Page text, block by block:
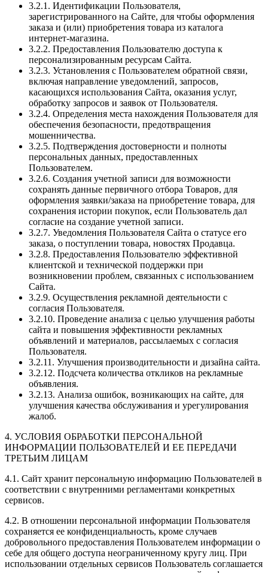
3.2.1. Идентификации Пользователя,
зарегистрированного на Сайте, для чтобы оформления
заказа и (или) приобретения товара из каталога
интернет-магазина.
3.2.2. Предоставления Пользователю доступа к
персонализированным ресурсам Сайта.
3.2.3. Установления с Пользователем обратной связи,
включая направление уведомлений, запросов,
касающихся использования Сайта, оказания услуг,
обработку запросов и заявок от Пользователя.
3.2.4. Определения места нахождения Пользователя для
обеспечения безопасности, предотвращения
мошенничества.
3.2.5. Подтверждения достоверности и полноты
персональных данных, предоставленных
Пользователем.
3.2.6. Создания учетной записи для возможности
сохранять данные первичного отбора Товаров, для
оформления заявки/заказа на приобретение товара, для
сохранения истории покупок, если Пользователь дал
согласие на создание учетной записи.
3.2.7. Уведомления Пользователя Сайта о статусе его
заказа, о поступлении товара, новостях Продавца.
3.2.8. Предоставления Пользователю эффективной
клиентской и технической поддержки при
возникновении проблем, связанных с использованием
Сайта.
3.2.9. Осуществления рекламной деятельности с
согласия Пользователя.
3.2.10. Проведение анализа с целью улучшения работы
сайта и повышения эффективности рекламных
объявлений и материалов, рассылаемых с согласия
Пользователя.
3.2.11. Улучшения производительности и дизайна сайта.
3.2.12. Подсчета количества откликов на рекламные
объявления.
3.2.13. Анализа ошибок, возникающих на сайте, для
улучшения качества обслуживания и урегулирования
жалоб.
4. УСЛОВИЯ ОБРАБОТКИ ПЕРСОНАЛЬНОЙ
ИНФОРМАЦИИ ПОЛЬЗОВАТЕЛЕЙ И ЕЕ ПЕРЕДАЧИ
ТРЕТЬИМ ЛИЦАМ
4.1. Сайт хранит персональную информацию Пользователей в
соответствии с внутренними регламентами конкретных
сервисов.
4.2. В отношении персональной информации Пользователя
сохраняется ее конфиденциальность, кроме случаев
добровольного предоставления Пользователем информации о
себе для общего доступа неограниченному кругу лиц. При
использовании отдельных сервисов Пользователь соглашается